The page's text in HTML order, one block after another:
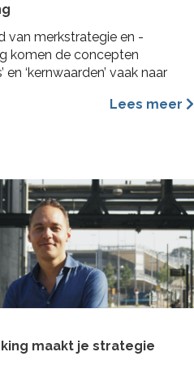
van merkstrategie en -
komen de concepten
en ‘kernwaarden’ vaak naar
een merkidentiteit, maar ze
dat archetypes een
en inspirerender hulpmiddel is
Lees meer
maakt je strategie